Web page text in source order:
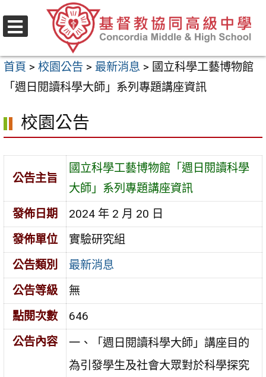
至
要
區
首頁 > 校園公告 > 最新消息 > 國立科學工藝博物館
「週日閱讀科學大師」系列專題講座資訊
校園公告
公告主旨
國立科學工藝博物館「週日閱讀科學
大師」系列專題講座資訊
發佈日期
2024 年 2 月 20 日
發佈單位
實驗研究組
公告類別
最新消息
公告等級
無
點閱次數
646
公告內容
一、「週日閱讀科學大師」講座目的
為引發學生及社會大眾對於科學探究
選
單